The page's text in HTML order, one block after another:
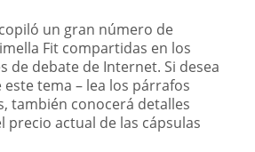
un gran número de
Fit compartidas en los
de debate de Internet. Si desea
tema – lea los párrafos
también conocerá detalles
precio actual de las cápsulas